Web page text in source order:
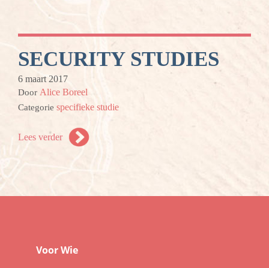
SECURITY STUDIES
6 maart 2017
Door Alice Boreel
Categorie specifieke studie
Lees verder
Voor Wie